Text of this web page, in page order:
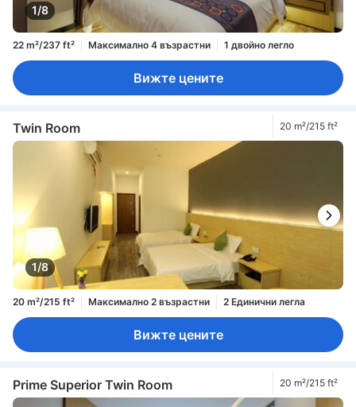
1/8
22 m²/237 ft² Максимално 4 възрастни 1 двойно легло
Вижте цените
Twin Room 20 m²/215 ft²
1/8
20 m²/215 ft² Максимално 2 възрастни 2 Единични легла
Вижте цените
Prime Superior Twin Room 20 m²/215 ft²